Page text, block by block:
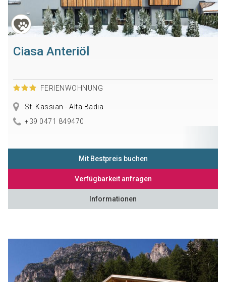
Ciasa Anteriöl
FERIENWOHNUNG
St. Kassian - Alta Badia
+39 0471 849470
Mit Bestpreis buchen
Verfügbarkeit anfragen
Informationen